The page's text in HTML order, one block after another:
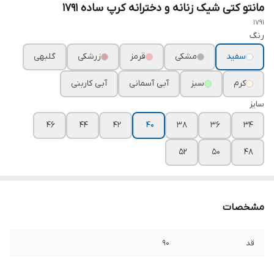
مانتو کتی شیک زنانه و دخترانه کرپ ساده ۱۷۹۱
1791
رنگ
سفید
مشکی قرمز زرشکی گلبهی
کرم سبز آبی آسمانی
آبی کاربنی
سایز
۳۴
۳۶ ۳۸ ۴۰ ۴۲ ۴۴ ۴۶
۴۸ ۵۰ ۵۲
مشخصات
قد ۹۰